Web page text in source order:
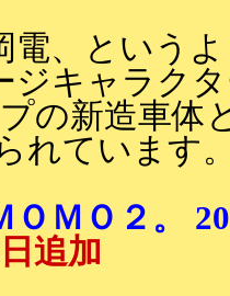
電、という
ジキャラク
の新造車体
れています
ＯＭＯ２
追加